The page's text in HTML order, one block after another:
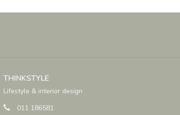
THINKSTYLE
Lifestyle & interior design
011 186581